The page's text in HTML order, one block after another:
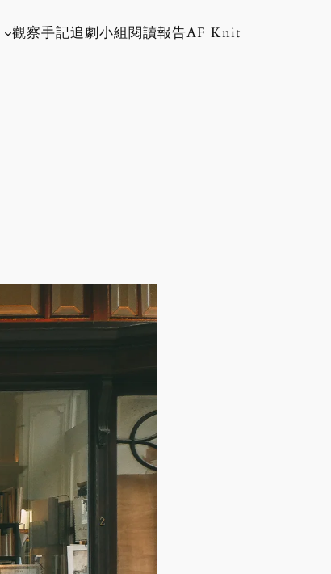
觀察手記追劇小組閱讀報告AF Knit